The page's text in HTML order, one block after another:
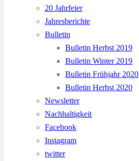
20 Jahrfeier
Jahresberichte
Bulletin
Bulletin Herbst 2019
Bulletin Winter 2019
Bulletin Frühjahr 2020
Bulletin Herbst 2020
Newsletter
Nachhaltigkeit
Facebook
Instagram
twitter